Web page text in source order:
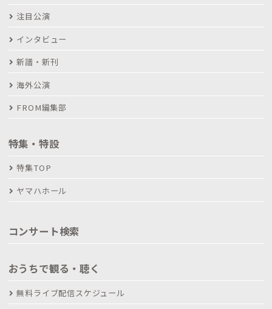
注目公演
インタビュー
新譜・新刊
海外公演
FROM編集部
特集・特設
特集TOP
ヤマハホール
コンサート検索
おうちで観る・聴く
無料ライブ配信スケジュール